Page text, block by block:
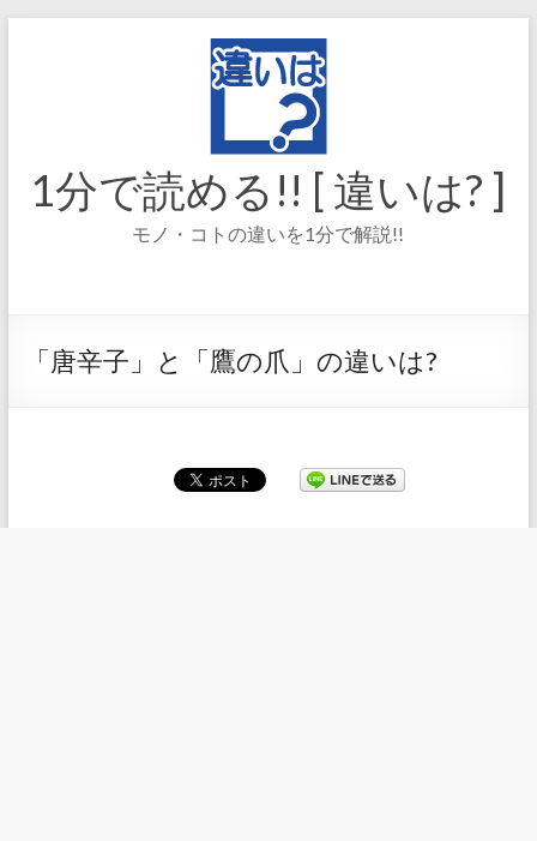
1分で読める!! [ 違いは? ]
モノ・コトの違いを1分で解説!!
「唐辛子」と「鷹の爪」の違いは?